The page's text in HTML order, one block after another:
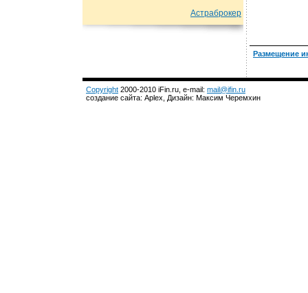
Астраброкер
Размещение
Copyright 2000-2010 iFin.ru, e-mail: mail@ifin.ru
создание сайта: Aplex, Дизайн: Максим Черемхин